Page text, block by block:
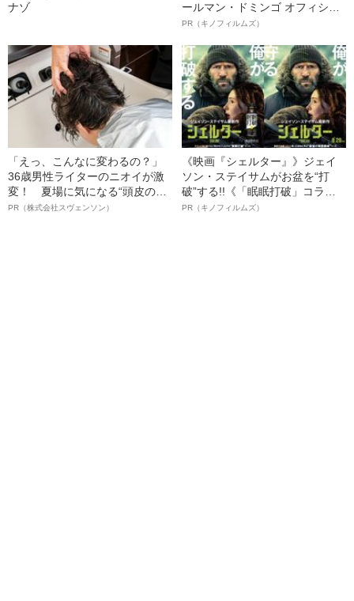
ナゾ
ールマン・ドミンゴ オフィシャ
ルインタビュー“観客を魅了した
語る”《日本興収70億円突破》
PR（キノフィルムズ）
「えっ、こんなに変わるの？」
36歳男性ライターのニオイが激
変！ 夏場に気になる“頭皮のニ
オイ”や“ベタつき”を解消す
PR（株式会社スヴェンソン）
《映画『シェルター』》ジェイ
ソン・ステイサムがお盆を“打
破”する!!《「眠眠打破」コラ
ボ》
PR（キノフィルムズ）